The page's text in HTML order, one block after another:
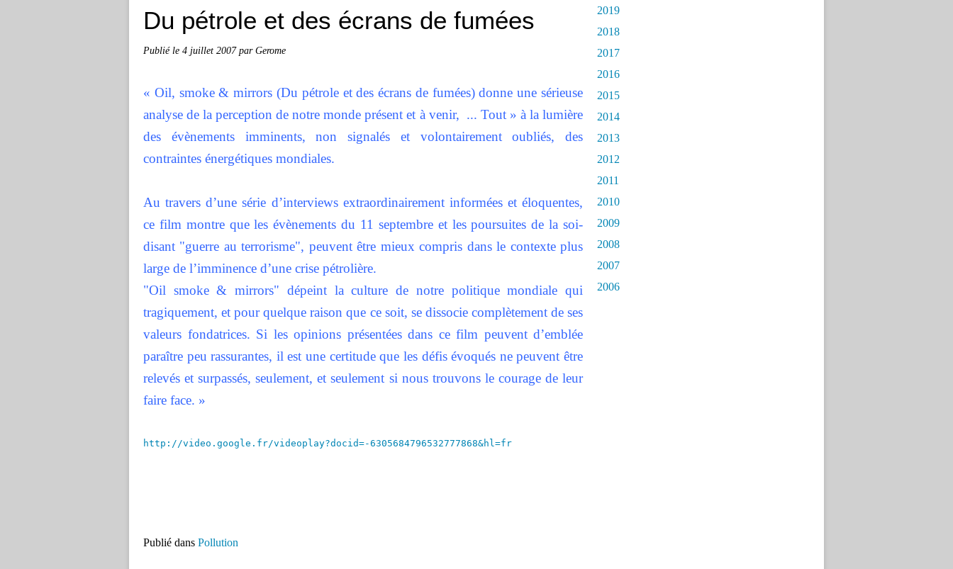
Du pétrole et des écrans de fumées
Publié le 4 juillet 2007par Gerome
« Oil, smoke & mirrors (Du pétrole et des écrans de fumées) donne une sérieuse
analyse de la perception de notre monde présent et à venir, ... Tout » à la lumière
des évènements imminents, non signalés et volontairement oubliés, des
contraintes énergétiques mondiales.
Au travers d’une série d’interviews extraordinairement informées et éloquentes,
ce film montre que les évènements du 11 septembre et les poursuites de la soi-
disant "guerre au terrorisme", peuvent être mieux compris dans le contexte plus
large de l’imminence d’une crise pétrolière.
"Oil smoke & mirrors" dépeint la culture de notre politique mondiale qui
tragiquement, et pour quelque raison que ce soit, se dissocie complètement de ses
valeurs fondatrices. Si les opinions présentées dans ce film peuvent d’emblée
paraître peu rassurantes, il est une certitude que les défis évoqués ne peuvent être
relevés et surpassés, seulement, et seulement si nous trouvons le courage de leur
faire face. »
http://video.google.fr/videoplay?docid=-6305684796532777868&hl=fr
Publié dans Pollution
2019
2018
2017
2016
2015
2014
2013
2012
2011
2010
2009
2008
2007
2006